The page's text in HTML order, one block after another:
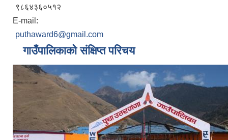
९८६४३६०५१२
E-mail:
puthaward6@gmail.com
गाउँपालिकाको संक्षिप्त परिचय